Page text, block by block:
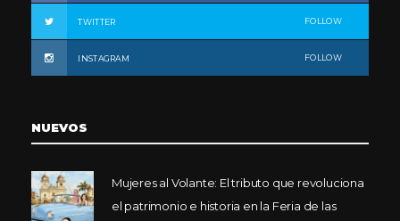
TWITTER FOLLOW
INSTAGRAM FOLLOW
NUEVOS
Mujeres al Volante: El tributo que revoluciona
el patrimonio e historia en la Feria de las